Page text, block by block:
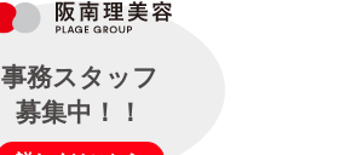
事務スタッフ
募集中！！